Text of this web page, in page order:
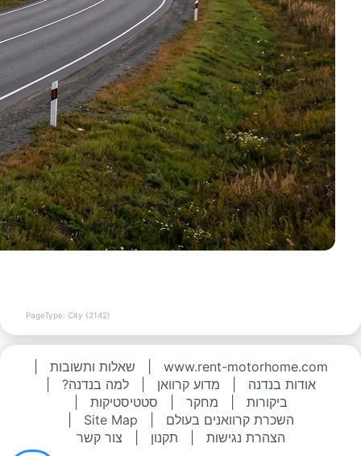
PageType: City (2142)
www.rent-motorhome.com שאלות ותשובות
אודות בנדנה
מדוע קרוואן למה בנדנה?
ביקורות
מחקר סטטיסטיקות
השכרת קרוואנים בעולם
Site Map
הצהרת נגישות
תקנון צור קשר